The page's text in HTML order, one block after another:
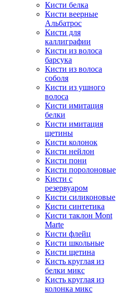
Кисти белка
Кисти веерные
Альбатрос
Кисти для
каллиграфии
Кисти из волоса
барсука
Кисти из волоса
соболя
Кисти из ушного
волоса
Кисти имитация
белки
Кисти имитация
щетины
Кисти колонок
Кисти нейлон
Кисти пони
Кисти поролоновые
Кисти с
резервуаром
Кисти силиконовые
Кисти синтетика
Кисти таклон Mont
Marte
Кисти флейц
Кисти школьные
Кисти щетина
Кисть круглая из
белки микс
Кисть круглая из
колонка микс